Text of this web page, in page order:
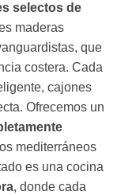
selectos de
maderas
que
costera. Cada
cajones
Ofrecemos un
mediterráneos
es una cocina
, donde cada